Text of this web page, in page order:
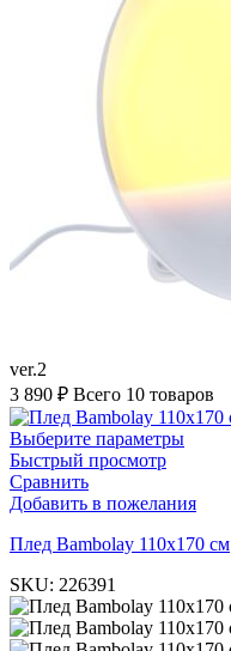
ver.2
3 890 ₽ Всего 10 товаров
Выберите параметры
Быстрый просмотр
Сравнить
Добавить в пожелания
Плед Bambolay 110х170 см
SKU: 226391